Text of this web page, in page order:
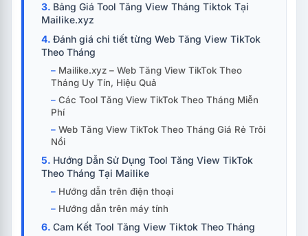
Bảng Giá Tool Tăng View Tháng Tiktok Tại
Mailike.xyz
Đánh giá chi tiết từng Web Tăng View TikTok
Theo Tháng
Mailike.xyz – Web Tăng View TikTok Theo
Tháng Uy Tín, Hiệu Quả
Các Tool Tăng View TikTok Theo Tháng Miễn
Phí
Web Tăng View TikTok Theo Tháng Giá Rẻ Trôi
Nổi
Hướng Dẫn Sử Dụng Tool Tăng View TikTok
Theo Tháng Tại Mailike
Hướng dẫn trên điện thoại
Hướng dẫn trên máy tính
Cam Kết Tool Tăng View Tiktok Theo Tháng